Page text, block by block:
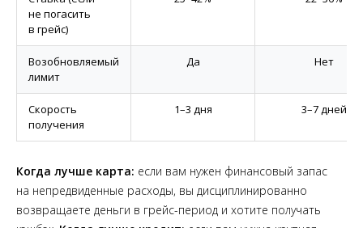
не погасить
в грейс)
Возобновляемый
лимит
Да Нет
Скорость
получения
1–3 дня 3–7 дней
Когда лучше карта: если вам нужен финансовый запас
на непредвиденные расходы, вы дисциплинированно
возвращаете деньги в грейс-период и хотите получать